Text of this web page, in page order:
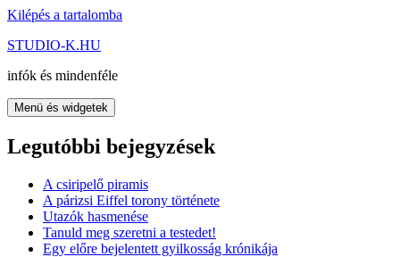
Kilépés a tartalomba
STUDIO-K.HU
infók és mindenféle
Menü és widgetek
Legutóbbi bejegyzések
A csiripelő piramis
A párizsi Eiffel torony története
Utazók hasmenése
Tanuld meg szeretni a testedet!
Egy előre bejelentett gyilkosság krónikája